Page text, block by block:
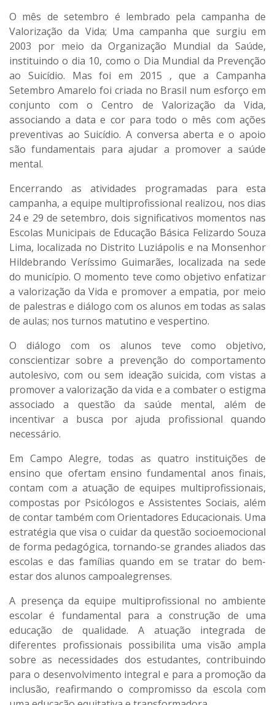
O mês de setembro é lembrado pela campanha de
Valorização da Vida; Uma campanha que surgiu em
2003 por meio da Organização Mundial da Saúde,
instituindo o dia 10, como o Dia Mundial da Prevenção
ao Suicídio. Mas foi em 2015 , que a Campanha
Setembro Amarelo foi criada no Brasil num esforço em
conjunto com o Centro de Valorização da Vida,
associando a data e cor para todo o mês com ações
preventivas ao Suicídio. A conversa aberta e o apoio
são fundamentais para ajudar a promover a saúde
mental.
Encerrando as atividades programadas para esta
campanha, a equipe multiprofissional realizou, nos dias
24 e 29 de setembro, dois significativos momentos nas
Escolas Municipais de Educação Básica Felizardo Souza
Lima, localizada no Distrito Luziápolis e na Monsenhor
Hildebrando Veríssimo Guimarães, localizada na sede
do município. O momento teve como objetivo enfatizar
a valorização da Vida e promover a empatia, por meio
de palestras e diálogo com os alunos em todas as salas
de aulas; nos turnos matutino e vespertino.
O diálogo com os alunos teve como objetivo,
conscientizar sobre a prevenção do comportamento
autolesivo, com ou sem ideação suicida, com vistas a
promover a valorização da vida e a combater o estigma
associado a questão da saúde mental, além de
incentivar a busca por ajuda profissional quando
necessário.
Em Campo Alegre, todas as quatro instituições de
ensino que ofertam ensino fundamental anos finais,
contam com a atuação de equipes multiprofissionais,
compostas por Psicólogos e Assistentes Sociais, além
de contar também com Orientadores Educacionais. Uma
estratégia que visa o cuidar da questão socioemocional
de forma pedagógica, tornando-se grandes aliados das
escolas e das famílias quando em se tratar do bem-
estar dos alunos campoalegrenses.
A presença da equipe multiprofissional no ambiente
escolar é fundamental para a construção de uma
educação de qualidade. A atuação integrada de
diferentes profissionais possibilita uma visão ampla
sobre as necessidades dos estudantes, contribuindo
para o desenvolvimento integral e para a promoção da
inclusão, reafirmando o compromisso da escola com